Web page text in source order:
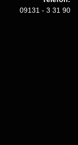
09131 - 3 31 90